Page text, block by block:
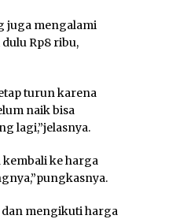
juga mengalami
Rp8 ribu,
turun karena
naik bisa
lagi,”jelasnya.
ke harga
mengikuti harga